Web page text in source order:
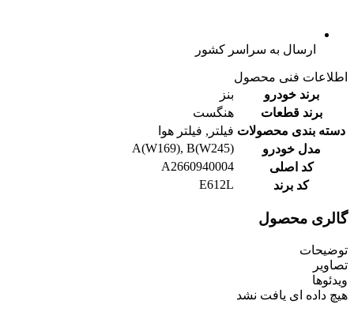
ارسال به سراسر کشور
اطلاعات فنی محصول
برند خودرو
بنز
برند قطعات
هنگست
دسته بندی محصولات فیلتر, فیلتر هوا
مدل خودرو
A(W169), B(W245)
کد اصلی
A2660940004
کد برند
E612L
گالری محصول
توضیحات
تصاویر
ویدئوها
هیچ داده ای یافت نشد